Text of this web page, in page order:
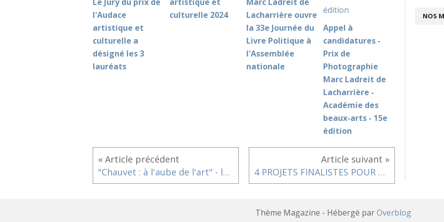
l'Audace
artistique et
culturelle a
désigné les 3
lauréats
culturelle 2024
Lacharrière ouvre
la 33e Journée du
Livre Politique à
l'Assemblée
nationale
Appel à
candidatures -
Prix de
Photographie
Marc Ladreit de
Lacharrière -
Académie des
beaux-arts - 15e
édition
« Article précédent
"Chauvet : à l'aube de l'art" - lancement institutionnel de l'expérience en réalité virtuelle
Article suivant »
4 PROJETS FINALISTES POUR LA PREMIÈRE ÉDITION DU PRIX ÉTUDIANT COAL – CULTURE & DIVERSITÉ !
NOS
Thème Magazine - Hébergé parOverblog